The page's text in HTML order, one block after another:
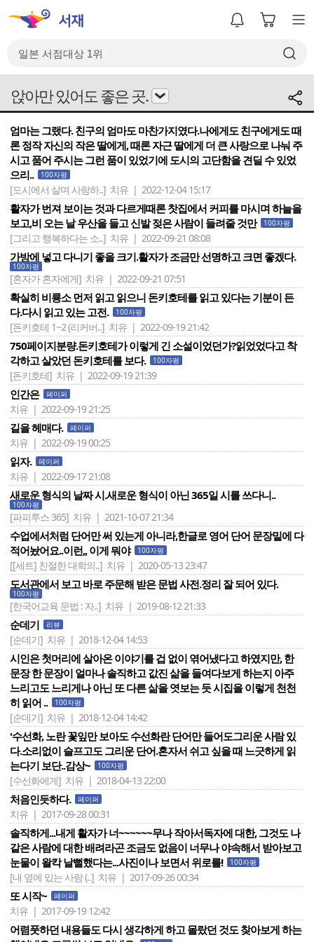
앉아만 있어도 좋은 곳.
엄마는 그랬다. 친구의 엄마도 마찬가지였다.나에게도 친구에게도 때
론 정작 자신의 작은 딸에게, 때론 자근 딸에게 더 큰 사랑으로 나눠 주
시고 품어 주시는 그런 품이 있었기에 도시의 고단함을 견딜 수 있었
으리..
100자평
[도시에서 살며 사랑하..] 치유 | 2022-12-04 15:17
활자가 번져 보이는 것과 다르게때론 찻집에서 커피를 마시며 하늘을
보고,비 오는 날 우산을 들고 신발 젖은 사람이 들려줄 것만
100자평
[그리고 행복하다는 소..] 치유 | 2022-09-21 08:08
가방에 넣고 다니기 좋을 크기.활자가 조금만 선명하고 크면 좋겠다.
100자평
[혼자가 혼자에게] 치유 | 2022-09-21 07:51
확실히 비룡소 먼저 읽고 읽으니 돈키호테를 읽고 있다는 기분이 든
다.다시 읽고 있는 고전.
100자평
[돈키호테 1~2 (리커버..] 치유 | 2022-09-19 21:42
750페이지분량.돈키호테가 이렇게 긴 소설이었던가?읽었었다고 착
각하고 살았던 돈키호테를 보다.
100자평
[돈키호테] 치유 | 2022-09-19 21:39
인간은 페이퍼
치유 | 2022-09-19 21:25
길을 헤매다. 페이퍼
치유 | 2022-09-19 00:25
읽자. 페이퍼
치유 | 2022-09-17 21:08
새로운 형식의 날짜 시.새로운 형식이 아닌 365일 시를 쓰다니..
100자평
[파피루스 365] 치유 | 2021-10-07 21:34
수업에서처럼 단어만 써 있는게 아니라,한글로 영어 단어 문장밑에 다
적어놨어요..이런,, 이게 뭐야
100자평
[[세트] 친절한 대학의..] 치유 | 2020-05-13 23:47
도서관에서 보고 바로 주문해 받은 문법 사전.정리 잘 되어 있다.
100자평
[한국어교육 문법 : 자..] 치유 | 2019-08-12 21:33
순데기 리뷰
[순데기] 치유 | 2018-12-04 14:53
시인은 첫머리에 살아온 이야기를 겁 없이 엮어냈다고 하였지만, 한
문장 한 문장이 얼마나 솔직하고 값진 삶을 들여다보게 하는지 아주
느리고도 느리게나 아닌 또 다른 삶을 엿보는 듯 시집을 이렇게 천천
히 읽어 ..
100자평
[순데기] 치유 | 2018-12-04 14:42
'수선화, 노란 꽃잎만 보아도 수선화란 단어만 들어도그리운 사람 있
다.소리없이 슬프고도 그리운 단어.혼자서 쉬고 싶을 때 느긋하게 읽
는다기 보단..감상~
100자평
[수선화에게] 치유 | 2018-04-13 22:00
처음인듯하다. 페이퍼
치유 | 2017-09-28 00:31
솔직하게...내게 활자가 너~~~~~~무나 작아서독자에 대한, 그것도 나
같은 사람에 대한 배려라곤 조금도 없음이 너무나 야속해서 받아보고
눈물이 왈칵 날뻘했다는...사진이나 보면서 위로를!
100자평
[내 옆에 있는 사람 (..] 치유 | 2017-09-26 00:34
또 시작~ 페이퍼
치유 | 2017-09-19 12:42
어렴풋하던 내용들도 다시 생각하게 하고 몰랐던 것도 찾아보게 하는